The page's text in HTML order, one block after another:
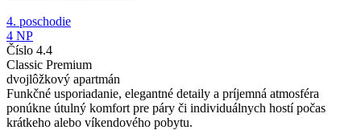
4. poschodie
4 NP
Číslo 4.4
Classic Premium
dvojlôžkový apartmán
Funkčné usporiadanie, elegantné detaily a príjemná atmosféra
ponúkne útulný komfort pre páry či individuálnych hostí počas
krátkeho alebo víkendového pobytu.